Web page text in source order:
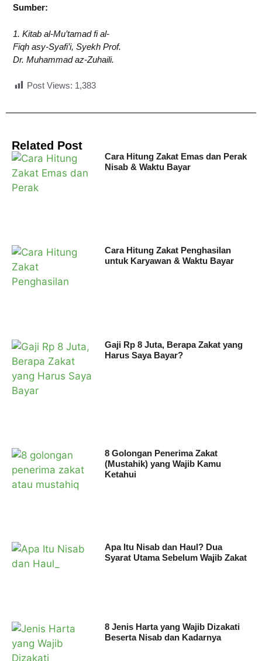
Sumber:
1. Kitab al-Mu’tamad fi al-
Fiqh asy-Syafi’i, Syekh Prof.
Dr. Muhammad az-Zuhaili.
Post Views: 1,383
Related Post
Cara Hitung Zakat Emas dan Perak
Nisab & Waktu Bayar
Cara Hitung Zakat Penghasilan
untuk Karyawan & Waktu Bayar
Gaji Rp 8 Juta, Berapa Zakat yang
Harus Saya Bayar?
8 Golongan Penerima Zakat
(Mustahik) yang Wajib Kamu
Ketahui
Apa Itu Nisab dan Haul? Dua
Syarat Utama Sebelum Wajib Zakat
8 Jenis Harta yang Wajib Dizakati
Beserta Nisab dan Kadarnya